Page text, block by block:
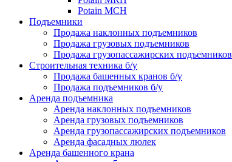
Potain MCH
Подъемники
Продажа наклонных подъемников
Продажа грузовых подъемников
Продажа грузопассажирских подъемников
Строительная техника б/у
Продажа башенных кранов б/у
Продажа подъемников б/у
Аренда подъемника
Аренда наклонных подъемников
Аренда грузовых подъемников
Аренда грузопассажирских подъемников
Аренда фасадных люлек
Аренда башенного крана